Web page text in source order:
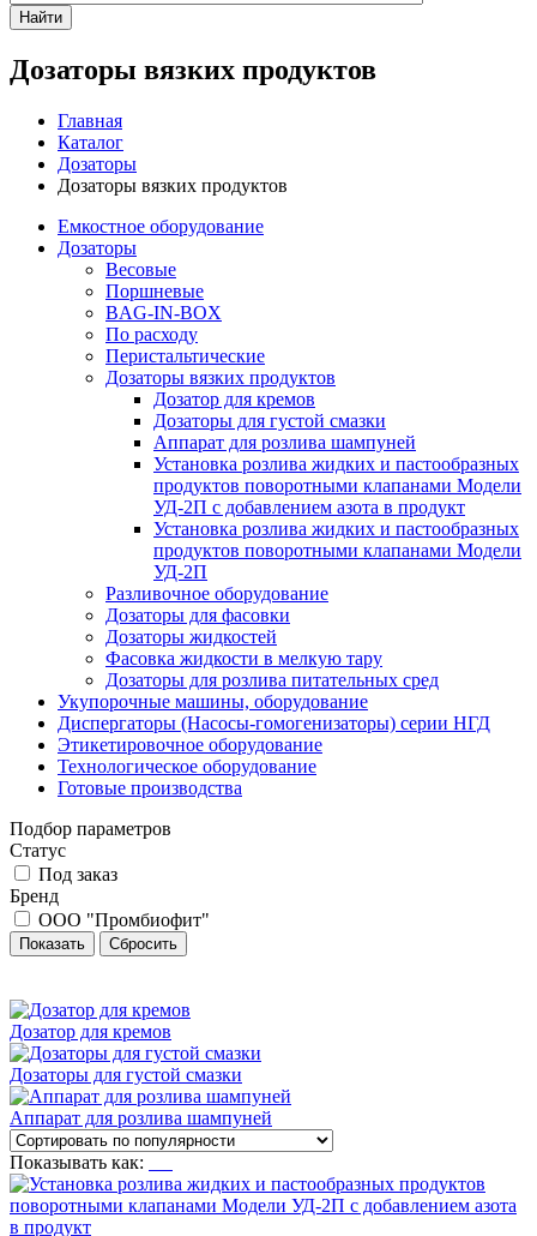
Найти
Дозаторы вязких продуктов
Главная
Каталог
Дозаторы
Дозаторы вязких продуктов
Емкостное оборудование
Дозаторы
Весовые
Поршневые
BAG-IN-BOX
По расходу
Перистальтические
Дозаторы вязких продуктов
Дозатор для кремов
Дозаторы для густой смазки
Аппарат для розлива шампуней
Установка розлива жидких и пастообразных
продуктов поворотными клапанами Модели
УД-2П с добавлением азота в продукт
Установка розлива жидких и пастообразных
продуктов поворотными клапанами Модели
УД-2П
Разливочное оборудование
Дозаторы для фасовки
Дозаторы жидкостей
Фасовка жидкости в мелкую тару
Дозаторы для розлива питательных сред
Укупорочные машины, оборудование
Диспергаторы (Насосы-гомогенизаторы) серии НГД
Этикетировочное оборудование
Технологическое оборудование
Готовые производства
Подбор параметров
Статус
Под заказ
Бренд
ООО "Промбиофит"
Дозатор для кремов
Дозаторы для густой смазки
Аппарат для розлива шампуней
Показывать как: